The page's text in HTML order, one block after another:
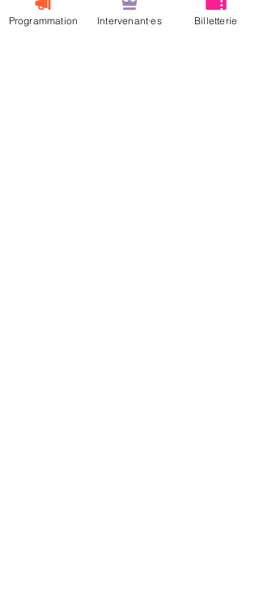
Programmation Intervenant·es Billetterie